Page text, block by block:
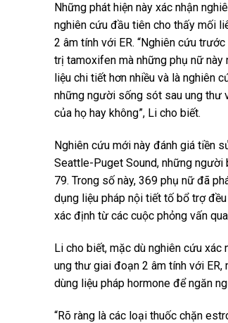
Những phát hiện này xác nhận
nghiên cứu đầu tiên cho thấy mối
2 âm tính với ER. “Nghiên cứu
trị tamoxifen mà những phụ nữ này
liệu chi tiết hơn nhiều và là
những người sống sót sau ung thư
của họ hay không”, Li cho biết.
Nghiên cứu mới này đánh giá tiền
Seattle-Puget Sound, những
79. Trong số này, 369 phụ nữ đã
dụng liệu pháp nội tiết tố bổ trợ
xác định từ các cuộc phỏng vấn
Li cho biết, mặc dù nghiên cứu
ung thư giai đoạn 2 âm tính với
dùng liệu pháp hormone để ngăn
“Rõ ràng là các loại thuốc chặn